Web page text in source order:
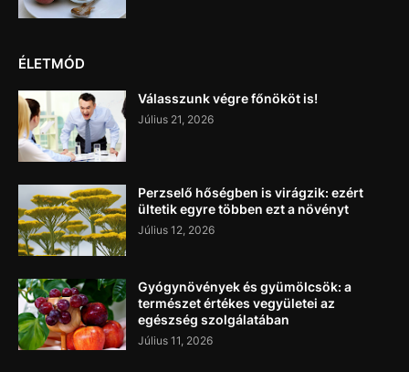
ÉLETMÓD
Válasszunk végre főnököt is!
Július 21, 2026
Perzselő hőségben is virágzik: ezért
ültetik egyre többen ezt a növényt
Július 12, 2026
Gyógynövények és gyümölcsök: a
természet értékes vegyületei az
egészség szolgálatában
Július 11, 2026